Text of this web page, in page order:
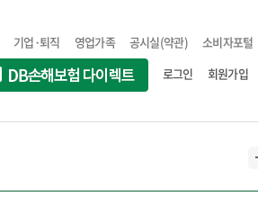
기업·퇴직 영업가족 공시실(약관) 소비자포털
로그인
회원가입